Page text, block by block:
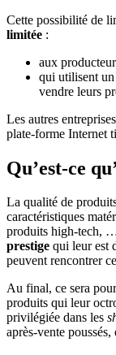
Cette possibilité de
limitée :
aux
qui utilisent un
vendre leurs
Les autres
plate-forme Internet
Qu’est-ce
La qualité de
caractéristiques
produits high-tech,
prestige qui leur est
peuvent rencontrer
Au final, ce sera
produits qui leur
privilégiée dans les
après-vente poussés,